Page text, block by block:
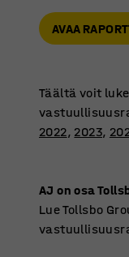
AVAA
Täältä voit
2022, 2023,
AJ on osa
Lue Tollsbo